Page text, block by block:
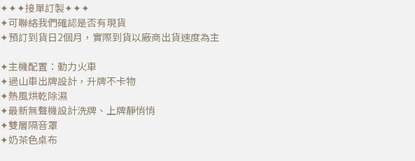
✦✦✦接單訂製✦✦✦
✦可聯絡我們確認是否有現貨
✦預訂到貨日2個月，實際到貨以廠商出貨速度為主
✦主機配置：動力火車
✦過山車出牌設計，升牌不卡物
✦熱風烘乾除濕
✦最新無聲機設計洗牌、上牌靜悄悄
✦雙層隔音罩
✦奶茶色桌布